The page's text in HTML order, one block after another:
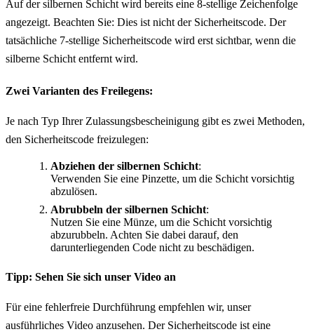
Auf der silbernen Schicht wird bereits eine 8-stellige Zeichenfolge
angezeigt. Beachten Sie: Dies ist nicht der Sicherheitscode. Der
tatsächliche 7-stellige Sicherheitscode wird erst sichtbar, wenn die
silberne Schicht entfernt wird.
Zwei Varianten des Freilegens:
Je nach Typ Ihrer Zulassungsbescheinigung gibt es zwei Methoden,
den Sicherheitscode freizulegen:
Abziehen der silbernen Schicht:
Verwenden Sie eine Pinzette, um die Schicht vorsichtig
abzulösen.
Abrubbeln der silbernen Schicht:
Nutzen Sie eine Münze, um die Schicht vorsichtig
abzurubbeln. Achten Sie dabei darauf, den
darunterliegenden Code nicht zu beschädigen.
Tipp: Sehen Sie sich unser Video an
Für eine fehlerfreie Durchführung empfehlen wir, unser
ausführliches Video anzusehen. Der Sicherheitscode ist eine